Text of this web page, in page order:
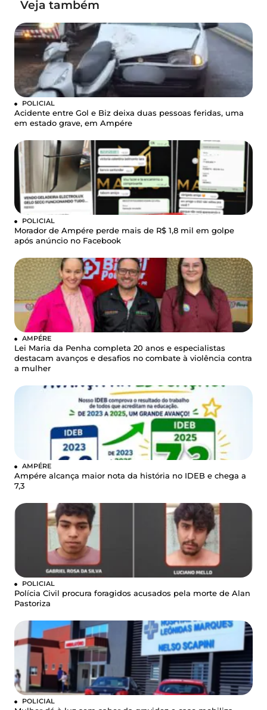
Veja também
POLICIAL
Acidente entre Gol e Biz deixa duas pessoas feridas, uma
em estado grave, em Ampére
POLICIAL
Morador de Ampére perde mais de R$ 1,8 mil em golpe
após anúncio no Facebook
AMPÉRE
Lei Maria da Penha completa 20 anos e especialistas
destacam avanços e desafios no combate à violência contra
a mulher
AMPÉRE
Ampére alcança maior nota da história no IDEB e chega a
7,3
POLICIAL
Polícia Civil procura foragidos acusados pela morte de Alan
Pastoriza
POLICIAL